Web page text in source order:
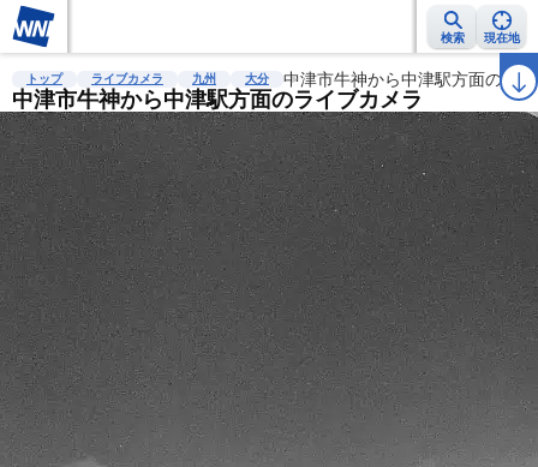
検索 現在地
雨雲レーダー 台風情報 地震情報 警報・注意報 2週間天気 ラ
トップ ライブカメラ 九州 大分 中津市牛神から中津駅方面のラ
中津市牛神から中津駅方面のライブカメラ